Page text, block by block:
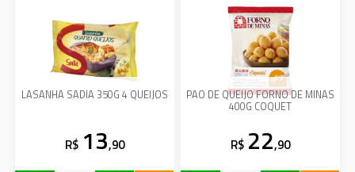
LASANHA SADIA 350G 4 QUEIJOS
R$ 13,90
PAO DE QUEIJO FORNO DE MINAS
400G COQUET
R$ 22,90